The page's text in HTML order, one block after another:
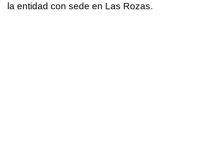
la entidad con sede en Las Rozas.